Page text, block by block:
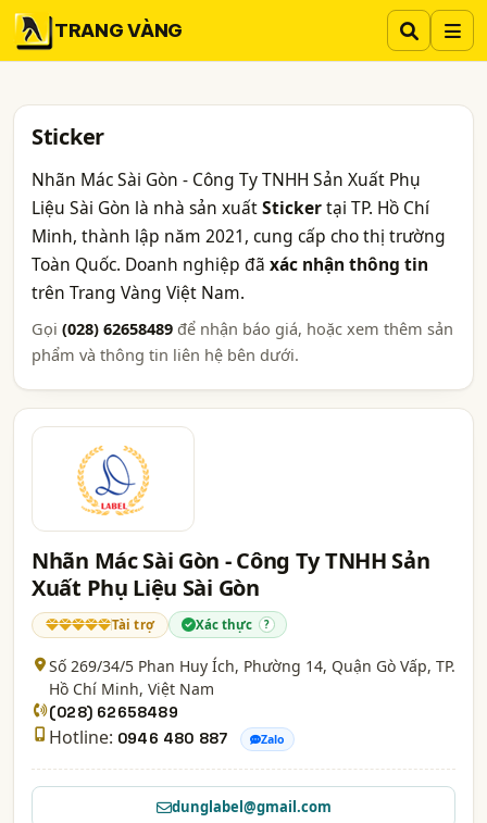
TRANG VÀNG
Sticker
Nhãn Mác Sài Gòn - Công Ty TNHH Sản Xuất Phụ
Liệu Sài Gòn là nhà sản xuấtStickertại TP. Hồ Chí
Minh, thành lập năm 2021, cung cấp cho thị trường
Toàn Quốc. Doanh nghiệp đã xác nhận thông tin
trên Trang Vàng Việt Nam.
Gọi (028) 62658489 để nhận báo giá, hoặc xem thêm sản
phẩm và thông tin liên hệ bên dưới.
Nhãn Mác Sài Gòn - Công Ty TNHH Sản
Xuất Phụ Liệu Sài Gòn
Tài trợ Xác thực ?
Số 269/34/5 Phan Huy Ích, Phường 14, Quận Gò Vấp, TP.
Hồ Chí Minh, Việt Nam
(028) 62658489
Hotline: 0946 480 887 Zalo
dunglabel@gmail.com